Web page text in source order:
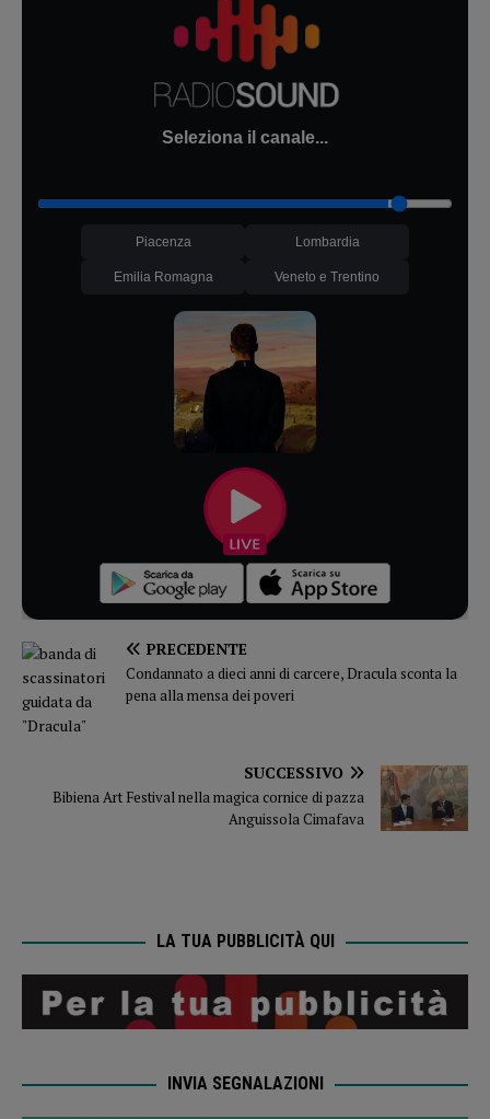
Seleziona il canale...
Piacenza Lombardia
Emilia Romagna Veneto e Trentino
PRECEDENTE
Condannato a dieci anni di carcere, Dracula sconta la
pena alla mensa dei poveri
SUCCESSIVO
Bibiena Art Festival nella magica cornice di pazza
Anguissola Cimafava
LA TUA PUBBLICITÀ QUI
INVIA SEGNALAZIONI